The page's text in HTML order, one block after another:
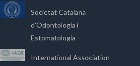
Societat Catalana
d’Odontologia i
Estomatologia
International Association